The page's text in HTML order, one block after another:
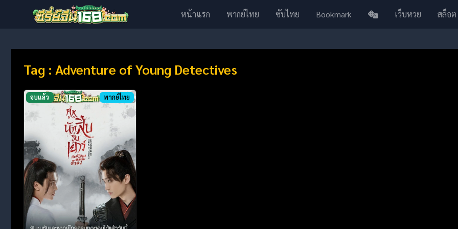
หน้าแรก พากย์ไทย ซับไทย Bookmark เว็บหวย สล็อ
Tag : Adventure of Young Detectives
จบแล้ว พากย์ไทย